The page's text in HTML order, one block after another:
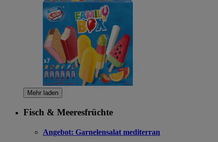
Mehr laden
Fisch & Meeresfrüchte
Angebot: Garnelensalat mediterran